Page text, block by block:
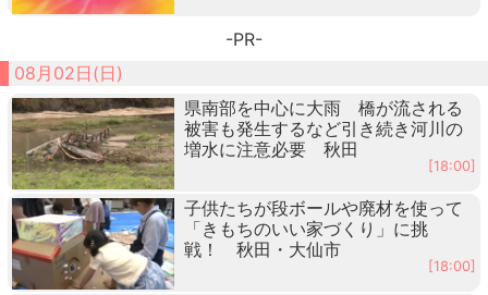
-PR-
08月02日(日)
県南部を中心に大雨 橋が流される
被害も発生するなど引き続き河川の
増水に注意必要 秋田
[18:00]
子供たちが段ボールや廃材を使って
「きもちのいい家づくり」に挑
戦！ 秋田・大仙市
[18:00]